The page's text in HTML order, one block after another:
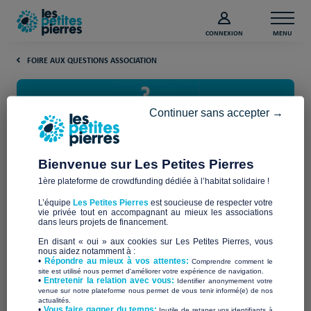
CONNEXION MENU
FOIRE AUX QUESTIONS ASSOCIATION
Comment utiliser l’emailing
pour sa campagne de
crowdfunding ?
Félicitations ! Votre projet est à présent en ligne, il est temps
de faire connaître votre campagne decrowdfunding.
Bienvenue sur Les Petites Pierres
1ère plateforme de crowdfunding dédiée à l’habitat solidaire !
L’équipe Les Petites Pierres est soucieuse de respecter votre
vie privée tout en accompagnant au mieux les associations
dans leurs projets de financement.
En disant « oui » aux cookies sur Les Petites Pierres, vous
nous aidez notamment à :
• Répondre au mieux à vos attentes:Comprendre comment le
site est utilisé nous permet d'améliorer votre expérience de navigation.
•Entretenir la relation avec vous: Identifier anonymement votre
venue sur notre plateforme nous permet de vous tenir informé(e) de nos
actualités.
Continuer sans accepter →